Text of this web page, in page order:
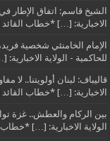
الشيخ قاسم: اتفاق الإطار
الاخبارية: […] *خطاب
الإمام الخامنئي شخصية
للحاكمية - الولاية
قاليباف: لبنان أولويتنا.. لا
الاخبارية: […] *خطاب
بين الركام والعطش.. غزة
الولاية الاخبارية: […]